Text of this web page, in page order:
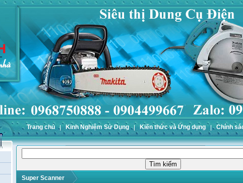
Trang chủ Kinh Nghiệm Sử Dụng Kiến thức và Ứng dụng Chính
Super Scanner